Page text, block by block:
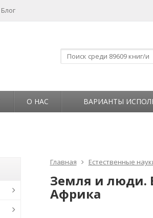
Блог
О НАС ВАРИАНТЫ
Главная Естественные
Земля и люди.
Африка